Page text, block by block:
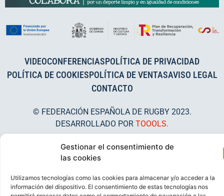
Gestionar el consentimiento de
las cookies
Utilizamos tecnologías como las cookies para almacenar y/o acceder a la
información del dispositivo. El consentimiento de estas tecnologías nos
VIDEOCONFERENCIASPOLÍTICA DE PRIVACIDAD
POLÍTICA DE COOKIESPOLÍTICA DE VENTASAVISO LEGAL
CONTACTO
© FEDERACIÓN ESPAÑOLA DE RUGBY 2023.
DESARROLLADO POR TOOOLS.